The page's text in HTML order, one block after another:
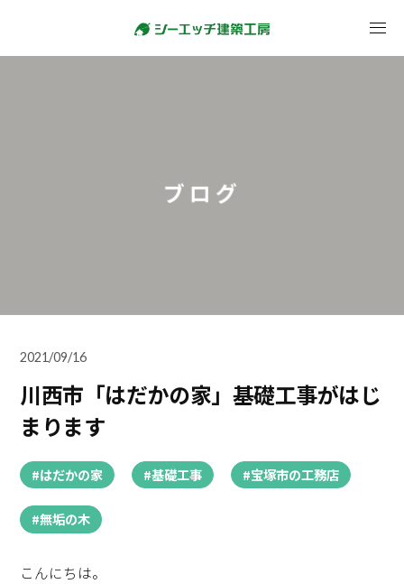
ブログ
2021/09/16
川西市「はだかの家」基礎工事がはじ
まります
#はだかの家 #基礎工事 #宝塚市の工務店
#無垢の木
こんにちは。